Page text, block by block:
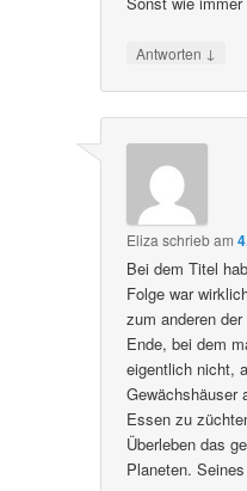
Antworten ↓
Eliza schriebam
Bei dem Titel
Folge war
zum anderen
Ende, bei dem
eigentlich nicht,
Gewächshäuser
Essen zu
Überleben das
Planeten.